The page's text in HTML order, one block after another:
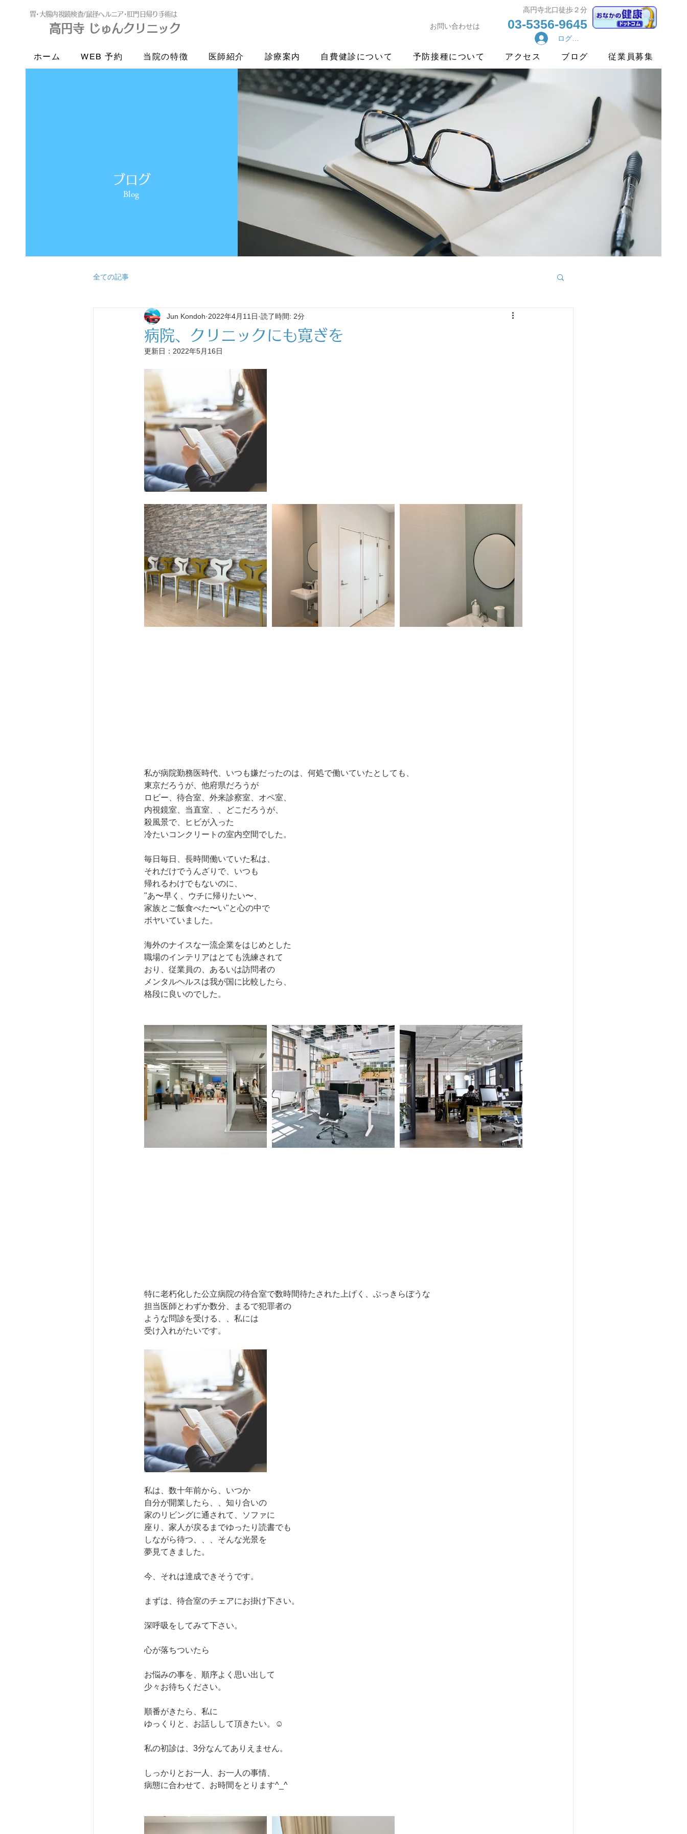
​胃･大腸内視鏡検査/鼠径ヘルニア･肛門日帰り手術は
高円寺 じゅんクリニック
高円寺 じゅんクリニック
​高円寺北口徒歩２分
お問い合わせは
03-5356-9645
ホーム WEB 予約 当院の特徴 医師紹介 診療案内 自費健診について 予防接種について アクセス ブログ 従業員募集
ログイン
ブログ
Blog
全ての記事
病院、クリニックにも寛ぎを
Jun Kondoh 2022年4月11日 読了時間: 2分
更新日： 2022年5月16日
私が病院勤務医時代、いつも嫌だったのは、何処で働いていたとしても、
東京だろうが、他府県だろうが
ロビー、待合室、外来診察室、オペ室、
内視鏡室、当直室、、どこだろうが、
殺風景で、ヒビが入った
冷たいコンクリートの室内空間でした。
毎日毎日、長時間働いていた私は、
それだけでうんざりで、いつも
帰れるわけでもないのに、
"あ〜早く、ウチに帰りたい〜、
家族とご飯食べた〜い"と心の中で
ボヤいていました。
海外のナイスな一流企業をはじめとした
職場のインテリアはとても洗練されて
おり、従業員の、あるいは訪問者の
メンタルヘルスは我が国に比較したら、
格段に良いのでした。
特に老朽化した公立病院の待合室で数時間待たされた上げく、ぶっきらぼうな
担当医師とわずか数分、まるで犯罪者の
ような問診を受ける、、私には
受け入れがたいです。
私は、数十年前から、いつか
自分が開業したら、、知り合いの
家のリビングに通されて、ソファに
座り、家人が戻るまでゆったり読書でも
しながら待つ、、、そんな光景を
夢見てきました。
今、それは達成できそうです。
まずは、待合室のチェアにお掛け下さい。
深呼吸をしてみて下さい。
心が落ちついたら
お悩みの事を、順序よく思い出して
少々お待ちください。
順番がきたら、私に
ゆっくりと、お話しして頂きたい。☺️
私の初診は、3分なんてありえません。
しっかりとお一人、お一人の事情、
病態に合わせて、お時間をとります^_^